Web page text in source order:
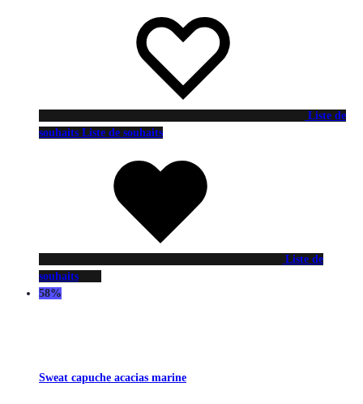
Liste de
souhaits Liste de souhaits
Liste de
souhaits
58%
Sweat capuche acacias marine